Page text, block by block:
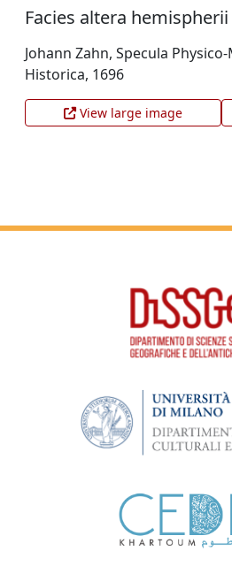
Facies altera
Johann Zahn, Specula
Historica, 1696
View large image